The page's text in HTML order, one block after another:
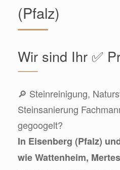
(Pfalz)
Wir sind Ihr ✅
🔎 Steinreinigung,
Steinsanierung
gegoogelt?
In Eisenberg (Pfalz)
wie Wattenheim,